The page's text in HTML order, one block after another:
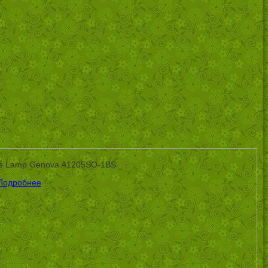
Lamp Genova A1205SO-1BS